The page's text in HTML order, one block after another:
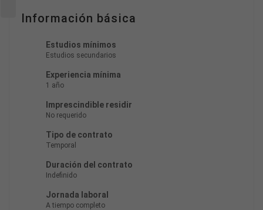
Información básica
Estudios mínimos
Estudios secundarios
Experiencia mínima
1 año
Imprescindible residir
No requerido
Tipo de contrato
Temporal
Duración del contrato
Indefinido
Jornada laboral
A tiempo completo